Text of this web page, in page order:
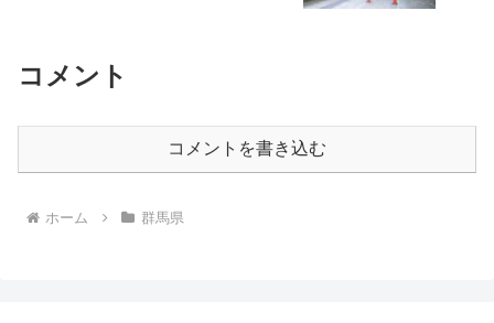
コメント
コメントを書き込む
ホーム 群馬県